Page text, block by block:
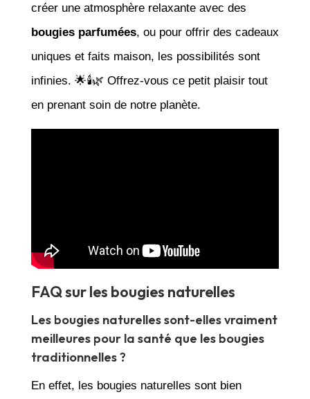
créer une atmosphère relaxante avec des
bougies parfumées, ou pour offrir des cadeaux
uniques et faits maison, les possibilités sont
infinies. 🌟🕯️🌿 Offrez-vous ce petit plaisir tout
en prenant soin de notre planète.
FAQ sur les bougies naturelles
Les bougies naturelles sont-elles vraiment
meilleures pour la santé que les bougies
traditionnelles ?
En effet, les bougies naturelles sont bien